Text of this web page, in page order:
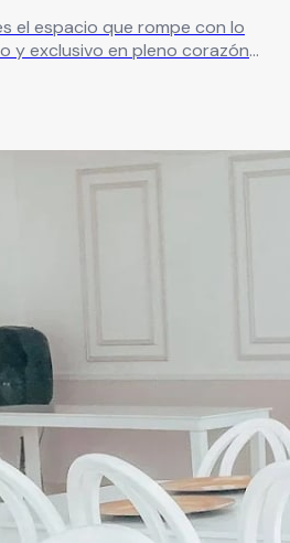
el espacio que rompe con lo
y exclusivo en pleno corazón
de la ciudad.